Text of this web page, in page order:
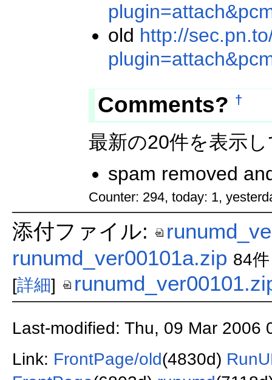
old http://
Comments? †
最新の20件を表示
spam removed
Counter: 294, today: 1,
添付ファイル:
runumd_ver00101a.zip 84件
[詳細]
Last-modified: Thu, 09 Mar 2006
Link: FrontPage/old(4830d)